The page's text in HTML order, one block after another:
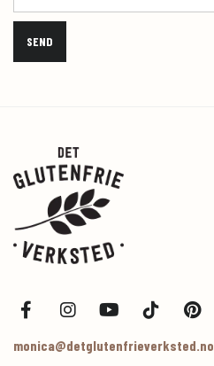
monica@detglutenfrieverksted.no